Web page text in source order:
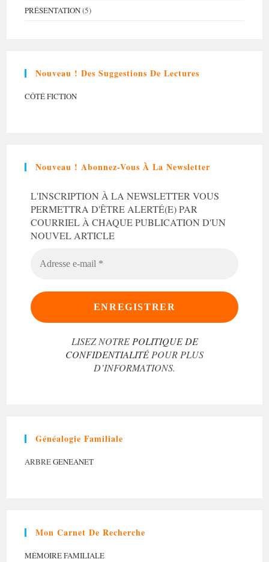
PRÉSENTATION(5)
Nouveau ! Des Suggestions De Lectures
CÔTÉ FICTION
Nouveau ! Abonnez-Vous À La Newsletter
L'INSCRIPTION À LA NEWSLETTER VOUS
PERMETTRA D'ÊTRE ALERTÉ(E) PAR
COURRIEL À CHAQUE PUBLICATION D'UN
NOUVEL ARTICLE
LISEZ NOTRE POLITIQUE DE
CONFIDENTIALITÉ POUR PLUS
D’INFORMATIONS.
Généalogie Familiale
ARBREGENEANET
Mon Carnet De Recherche
MÉMOIRE FAMILIALE